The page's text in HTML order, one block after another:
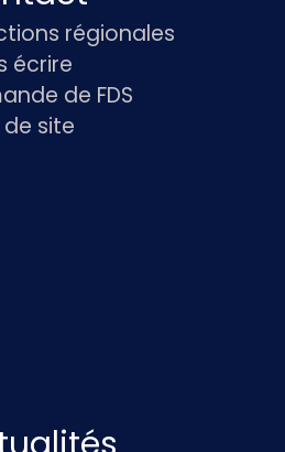
régionales
écrire
de FDS
de site